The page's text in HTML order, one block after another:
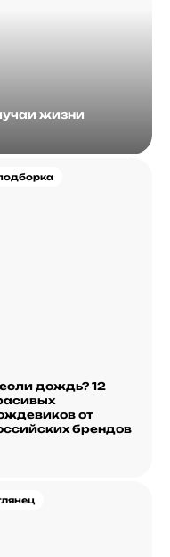
жизни
дождь? 12
от
брендов